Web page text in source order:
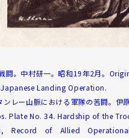
闘。中村研一。昭和19年2月。
Landing Operation.
レー山脈における軍隊の苦闘。
Plate No. 34. Hardship of the
Record of Allied